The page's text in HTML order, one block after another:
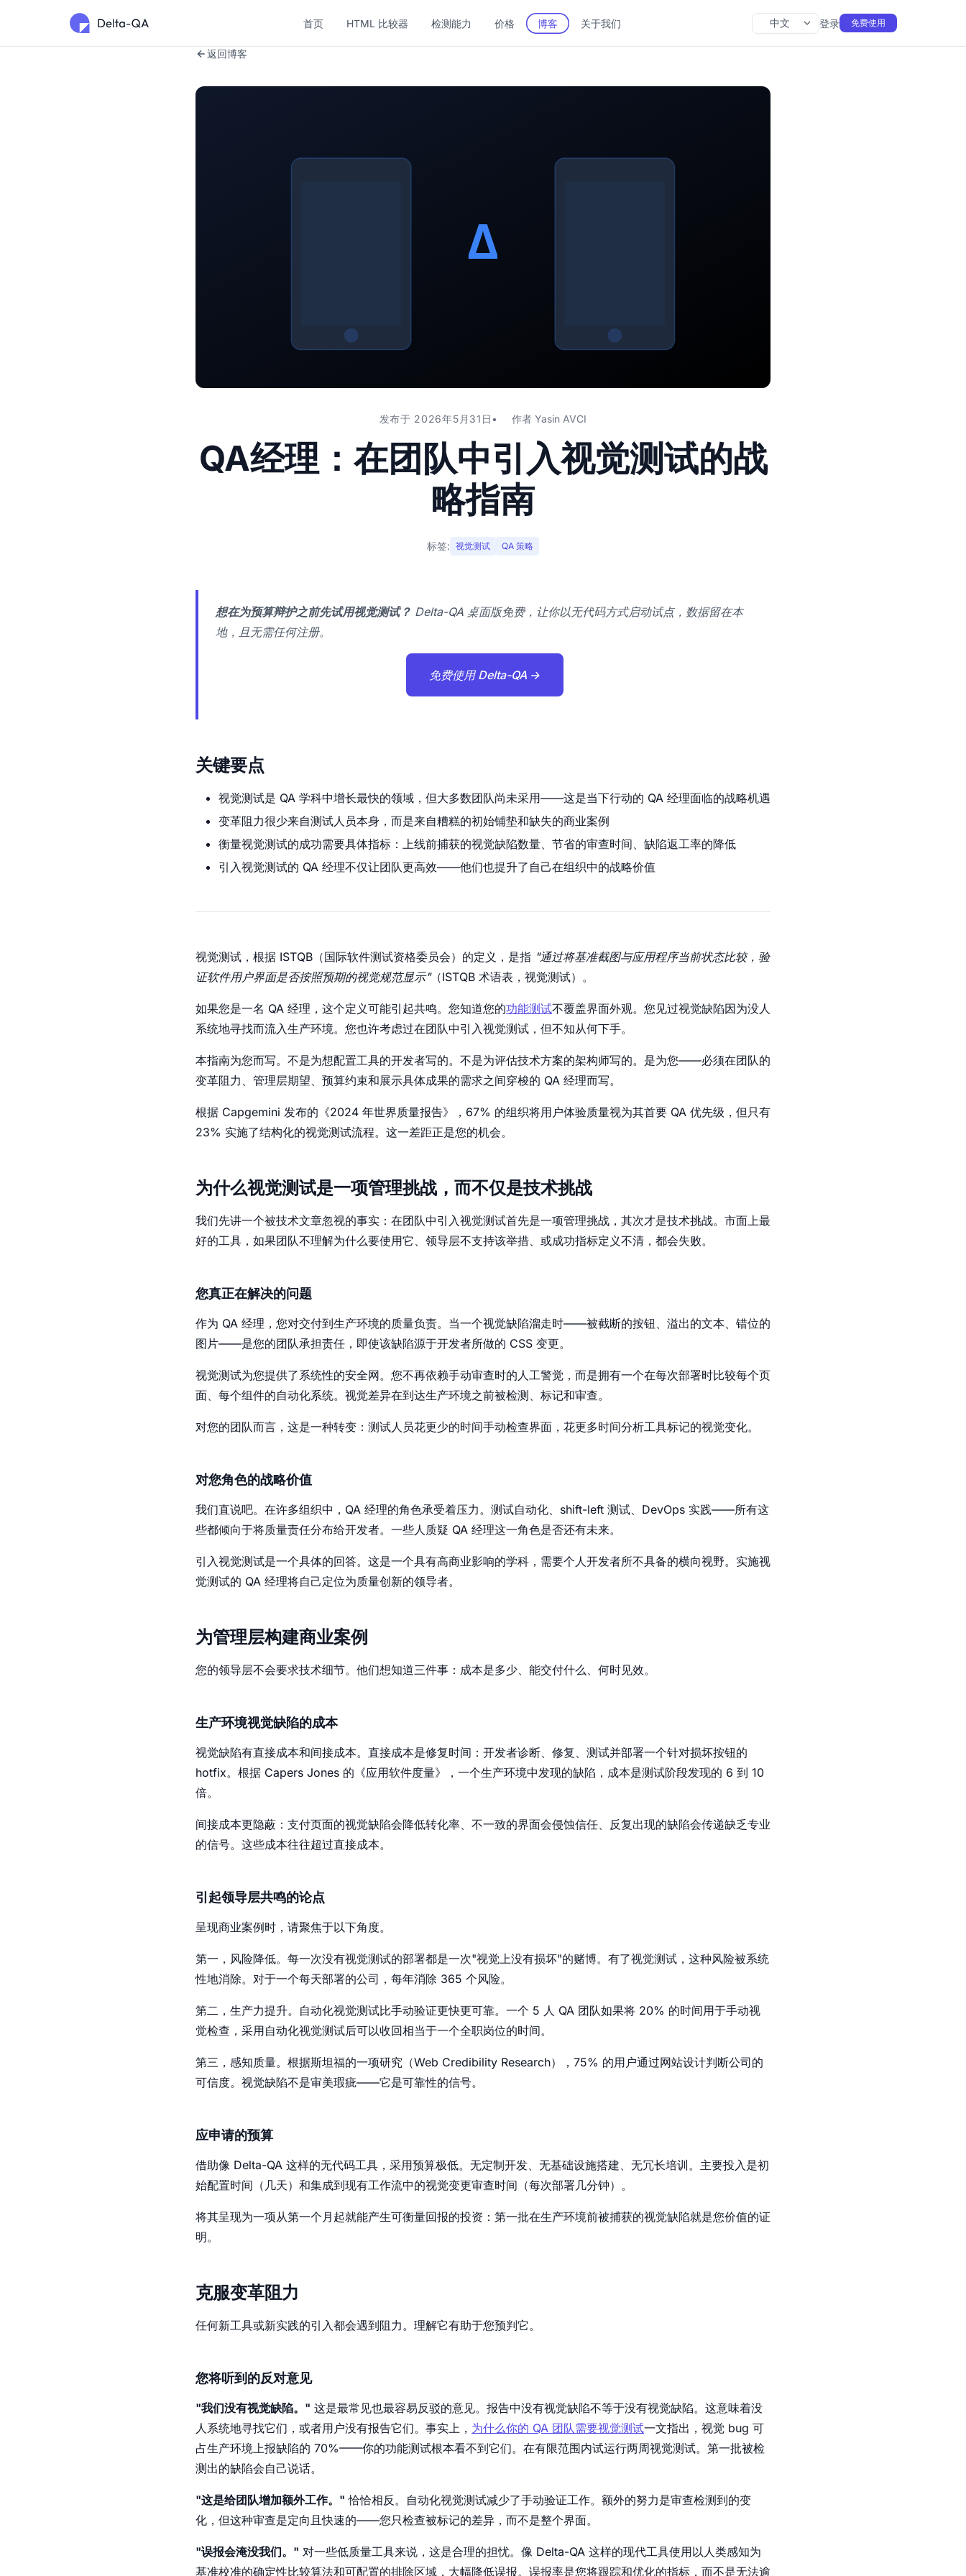
首页 HTML 比较器 检测能力 价格 博客 关于我们 中文 登录 免费使用
返回博客
发布于 2026年5月31日 作者Yasin AVCI
QA经理：在团队中引入视觉测试的战
略指南
标签: 视觉测试 QA 策略
想在为预算辩护之前先试用视觉测试？ Delta-QA 桌面版免费，让你以无代码方式启动试点，数据留在本
地，且无需任何注册。
免费使用 Delta-QA →
关键要点
视觉测试是 QA 学科中增长最快的领域，但大多数团队尚未采用——这是当下行动的 QA 经理面临的战略机遇
变革阻力很少来自测试人员本身，而是来自糟糕的初始铺垫和缺失的商业案例
衡量视觉测试的成功需要具体指标：上线前捕获的视觉缺陷数量、节省的审查时间、缺陷返工率的降低
引入视觉测试的 QA 经理不仅让团队更高效——他们也提升了自己在组织中的战略价值
视觉测试，根据 ISTQB（国际软件测试资格委员会）的定义，是指 "通过将基准截图与应用程序当前状态比较，验
证软件用户界面是否按照预期的视觉规范显示"（ISTQB 术语表，视觉测试）。
如果您是一名 QA 经理，这个定义可能引起共鸣。您知道您的功能测试不覆盖界面外观。您见过视觉缺陷因为没人
系统地寻找而流入生产环境。您也许考虑过在团队中引入视觉测试，但不知从何下手。
本指南为您而写。不是为想配置工具的开发者写的。不是为评估技术方案的架构师写的。是为您——必须在团队的
变革阻力、管理层期望、预算约束和展示具体成果的需求之间穿梭的 QA 经理而写。
根据 Capgemini 发布的《2024 年世界质量报告》，67% 的组织将用户体验质量视为其首要 QA 优先级，但只有
23% 实施了结构化的视觉测试流程。这一差距正是您的机会。
为什么视觉测试是一项管理挑战，而不仅是技术挑战
我们先讲一个被技术文章忽视的事实：在团队中引入视觉测试首先是一项管理挑战，其次才是技术挑战。市面上最
好的工具，如果团队不理解为什么要使用它、领导层不支持该举措、或成功指标定义不清，都会失败。
您真正在解决的问题
作为 QA 经理，您对交付到生产环境的质量负责。当一个视觉缺陷溜走时——被截断的按钮、溢出的文本、错位的
图片——是您的团队承担责任，即使该缺陷源于开发者所做的 CSS 变更。
视觉测试为您提供了系统性的安全网。您不再依赖手动审查时的人工警觉，而是拥有一个在每次部署时比较每个页
面、每个组件的自动化系统。视觉差异在到达生产环境之前被检测、标记和审查。
对您的团队而言，这是一种转变：测试人员花更少的时间手动检查界面，花更多时间分析工具标记的视觉变化。
对您角色的战略价值
我们直说吧。在许多组织中，QA 经理的角色承受着压力。测试自动化、shift-left 测试、DevOps 实践——所有这
些都倾向于将质量责任分布给开发者。一些人质疑 QA 经理这一角色是否还有未来。
引入视觉测试是一个具体的回答。这是一个具有高商业影响的学科，需要个人开发者所不具备的横向视野。实施视
觉测试的 QA 经理将自己定位为质量创新的领导者。
为管理层构建商业案例
您的领导层不会要求技术细节。他们想知道三件事：成本是多少、能交付什么、何时见效。
生产环境视觉缺陷的成本
视觉缺陷有直接成本和间接成本。直接成本是修复时间：开发者诊断、修复、测试并部署一个针对损坏按钮的
hotfix。根据 Capers Jones 的《应用软件度量》，一个生产环境中发现的缺陷，成本是测试阶段发现的 6 到 10
倍。
间接成本更隐蔽：支付页面的视觉缺陷会降低转化率、不一致的界面会侵蚀信任、反复出现的缺陷会传递缺乏专业
的信号。这些成本往往超过直接成本。
引起领导层共鸣的论点
呈现商业案例时，请聚焦于以下角度。
第一，风险降低。每一次没有视觉测试的部署都是一次"视觉上没有损坏"的赌博。有了视觉测试，这种风险被系统
性地消除。对于一个每天部署的公司，每年消除 365 个风险。
第二，生产力提升。自动化视觉测试比手动验证更快更可靠。一个 5 人 QA 团队如果将 20% 的时间用于手动视
觉检查，采用自动化视觉测试后可以收回相当于一个全职岗位的时间。
第三，感知质量。根据斯坦福的一项研究（Web Credibility Research），75% 的用户通过网站设计判断公司的
可信度。视觉缺陷不是审美瑕疵——它是可靠性的信号。
应申请的预算
借助像 Delta-QA 这样的无代码工具，采用预算极低。无定制开发、无基础设施搭建、无冗长培训。主要投入是初
始配置时间（几天）和集成到现有工作流中的视觉变更审查时间（每次部署几分钟）。
将其呈现为一项从第一个月起就能产生可衡量回报的投资：第一批在生产环境前被捕获的视觉缺陷就是您价值的证
明。
克服变革阻力
任何新工具或新实践的引入都会遇到阻力。理解它有助于您预判它。
您将听到的反对意见
"我们没有视觉缺陷。" 这是最常见也最容易反驳的意见。报告中没有视觉缺陷不等于没有视觉缺陷。这意味着没
人系统地寻找它们，或者用户没有报告它们。事实上， 为什么你的 QA 团队需要视觉测试一文指出，视觉 bug 可
占生产环境上报缺陷的 70%——你的功能测试根本看不到它们。在有限范围内试运行两周视觉测试。第一批被检
测出的缺陷会自己说话。
"这是给团队增加额外工作。" 恰恰相反。自动化视觉测试减少了手动验证工作。额外的努力是审查检测到的变
化，但这种审查是定向且快速的——您只检查被标记的差异，而不是整个界面。
"误报会淹没我们。" 对一些低质量工具来说，这是合理的担忧。像 Delta-QA 这样的现代工具使用以人类感知为
基准校准的确定性比较算法和可配置的排除区域，大幅降低误报。误报率是您将跟踪和优化的指标，而不是无法逾